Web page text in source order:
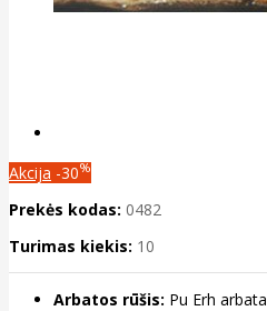
Akcija -30%
Prekės kodas: 0482
Turimas kiekis: 10
Arbatos rūšis: Pu Erh arbata